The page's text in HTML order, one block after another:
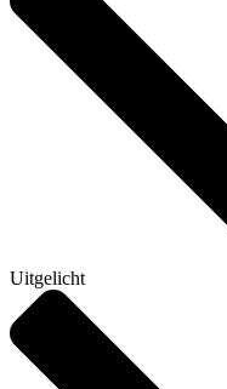
Uitgelicht